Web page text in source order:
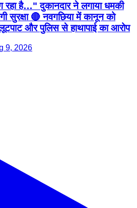
रहा है…" दुकानदार ने लगाया धमकी
सुरक्षा 🔴 नवगछिया में कानून को
और पुलिस से हाथापाई का आरोप
9, 2026